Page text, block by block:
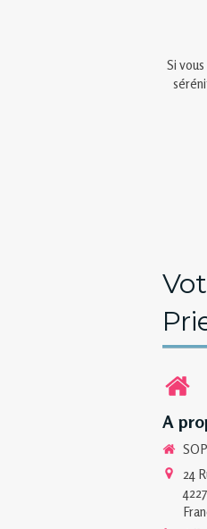
Si
A
24